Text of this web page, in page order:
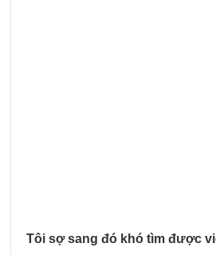
Tôi sợ sang đó khó tìm được